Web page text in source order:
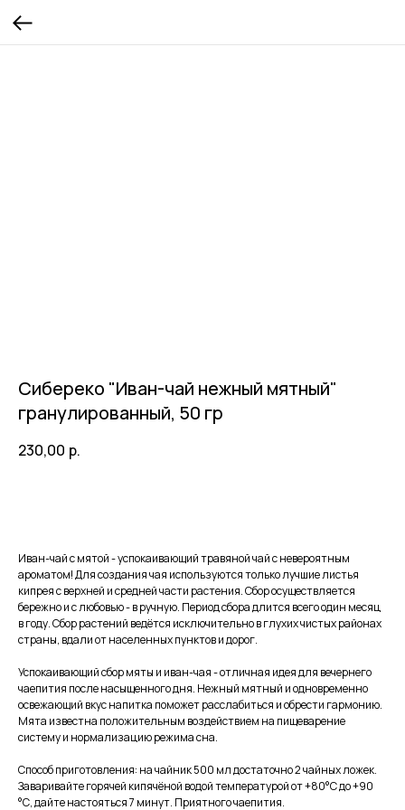
Сибереко "Иван-чай нежный мятный"
гранулированный, 50 гр
230,00 р.
Иван-чай с мятой - успокаивающий травяной чай с невероятным
ароматом! Для создания чая используются только лучшие листья
кипрея с верхней и средней части растения. Сбор осуществляется
бережно и с любовью - в ручную. Период сбора длится всего один месяц
в году. Сбор растений ведётся исключительно в глухих чистых районах
страны, вдали от населенных пунктов и дорог.
Успокаивающий сбор мяты и иван-чая - отличная идея для вечернего
чаепития после насыщенного дня. Нежный мятный и одновременно
освежающий вкус напитка поможет расслабиться и обрести гармонию.
Мята известна положительным воздействием на пищеварение
систему и нормализацию режима сна.
Способ приготовления: на чайник 500 мл достаточно 2 чайных ложек.
Заваривайте горячей кипячёной водой температурой от +80°C до +90
°С, дайте настояться 7 минут. Приятного чаепития.